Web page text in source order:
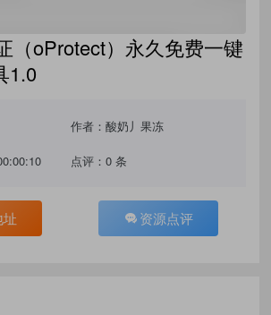
（oProtect）永久免费一键
1.0
作者：酸奶丿果冻
点评：0 条
资源点评